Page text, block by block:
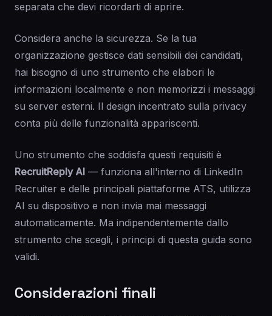
separata che devi ricordarti di aprire.
Considera anche la sicurezza. Se la tua
organizzazione gestisce dati sensibili dei candidati,
hai bisogno di uno strumento che elabori le
informazioni localmente e non memorizzi i messaggi
su server esterni. Il design incentrato sulla privacy
conta più delle funzionalità appariscenti.
Uno strumento che soddisfa questi requisiti è
RecruitReply AI — funziona all'interno di LinkedIn
Recruiter e delle principali piattaforme ATS, utilizza
AI su dispositivo e non invia mai messaggi
automaticamente. Ma indipendentemente dallo
strumento che scegli, i principi di questa guida sono
validi.
Considerazioni finali